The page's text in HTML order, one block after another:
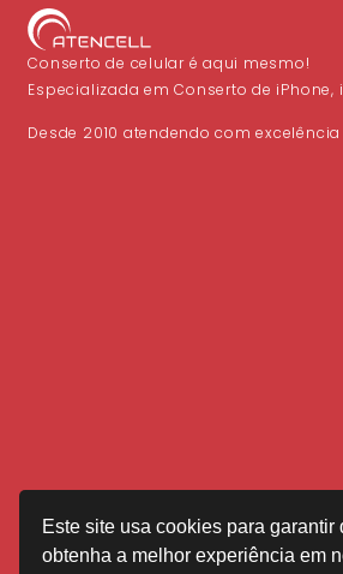
Conserto de celular é aqui mesmo!
Especializada em Conserto de iPhone,
Desde 2010 atendendo com
Este site usa cookies para garantir
obtenha a melhor experiência em